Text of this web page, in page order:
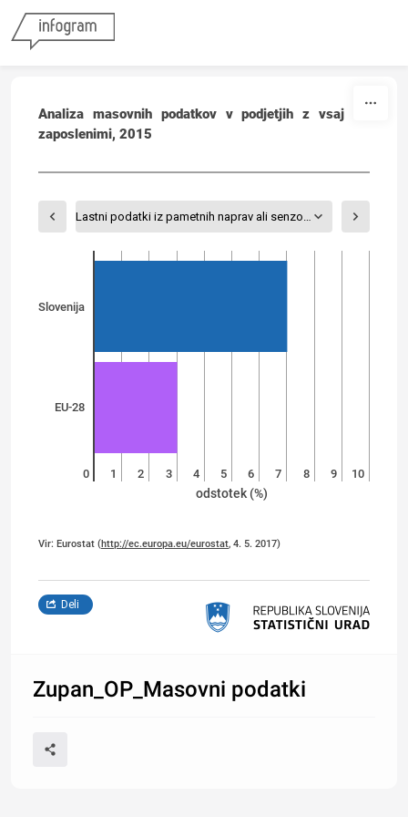
Analiza masovnih podatkov v podjetjih z vsaj 10
zaposlenimi, 2015
Lastni podatki iz pametnih naprav ali senzorjev podjetja
Slovenija
EU-28
0 1 2 3 4 5 6 7 8 9 10
odstotek (%)
Vir: Eurostat (http://ec.europa.eu/eurostat, 4. 5. 2017)
Deli
Zupan_OP_Masovni podatki